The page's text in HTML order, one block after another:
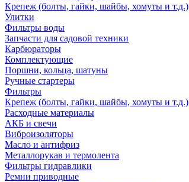
Крепеж (болты, гайки, шайбы, хомуты и т.д.)
Улитки
Фильтры воды
Запчасти для садовой техники
Карбюраторы
Комплектующие
Поршни, кольца, шатуны
Ручные стартеры
Фильтры
Крепеж (болты, гайки, шайбы, хомуты и т.д.)
Расходные материалы
АКБ и свечи
Виброизоляторы
Масло и антифриз
Металлорукав и термолента
Фильтры гидравлики
Ремни приводные